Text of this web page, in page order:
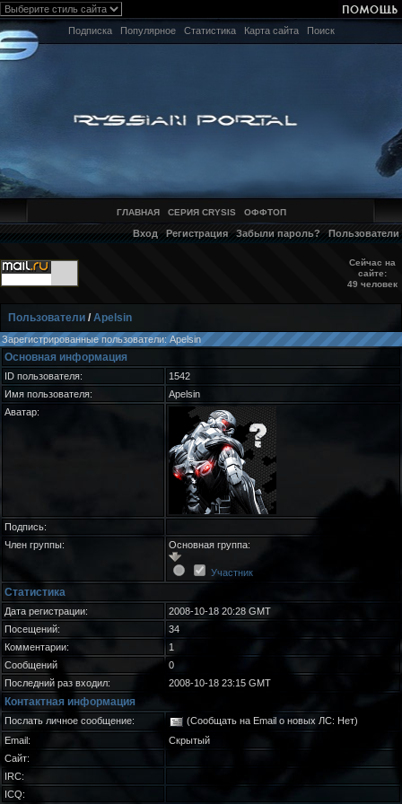
Подписка Популярное Статистика Карта сайта Поиск
ГЛАВНАЯ СЕРИЯ CRYSIS ОФФТОП
Вход Регистрация Забыли пароль? Пользователи
Сейчас на
сайте:
49 человек
Пользователи /Apelsin
Зарегистрированные пользователи: Apelsin
Основная информация
ID пользователя:
1542
Имя пользователя:
Apelsin
Аватар:
Подпись:
Член группы:
Основная группа:
Участник
Статистика
Дата регистрации:
2008-10-18 20:28 GMT
Посещений:
34
Комментарии:
1
Сообщений
0
Последний раз входил:
2008-10-18 23:15 GMT
Контактная информация
Послать личное сообщение:
(Сообщать на Email о новых ЛС: Нет)
Email:
Скрытый
Сайт:
IRC:
ICQ: